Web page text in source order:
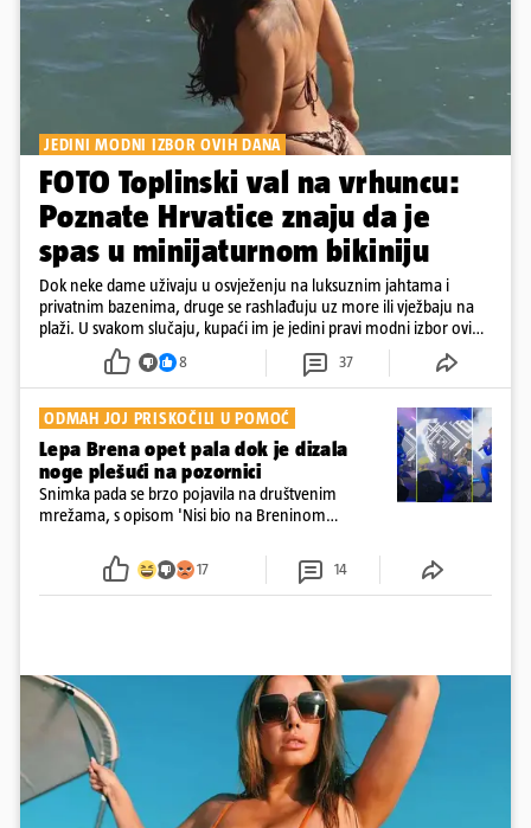
JEDINI MODNI IZBOR OVIH DANA
FOTO Toplinski val na vrhuncu:
Poznate Hrvatice znaju da je
spas u minijaturnom bikiniju
Dok neke dame uživaju u osvježenju na luksuznim jahtama i
privatnim bazenima, druge se rashlađuju uz more ili vježbaju na
plaži. U svakom slučaju, kupaći im je jedini pravi modni izbor ovih
8 37
ODMAH JOJ PRISKOČILI U POMOĆ
Lepa Brena opet pala dok je dizala
noge plešući na pozornici
Snimka pada se brzo pojavila na društvenim
mrežama, s opisom 'Nisi bio na Breninom
Srećom, pjevačica se nije ozlijedila nego je s
osmijehom nastavila pjevati
17 14